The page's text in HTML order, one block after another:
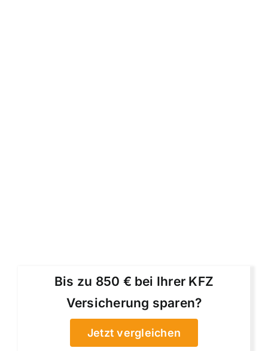
Bis zu 850 € bei Ihrer KFZ
Versicherung sparen?
Jetzt vergleichen